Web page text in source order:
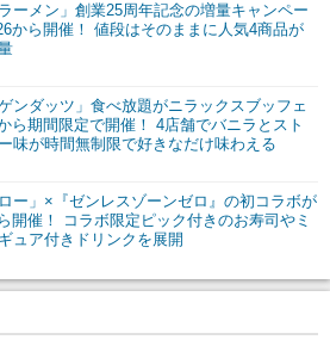
ラーメン」創業25周年記念の増量キャンペー
から開催！ 値段はそのままに人気4商品が
ゲンダッツ」食べ放題がニラックスブッフェ
ら期間限定で開催！ 4店舗でバニラとスト
味が時間無制限で好きなだけ味わえる
ロー」×『ゼンレスゾーンゼロ』の初コラボが
開催！ コラボ限定ピック付きのお寿司やミ
ュア付きドリンクを展開